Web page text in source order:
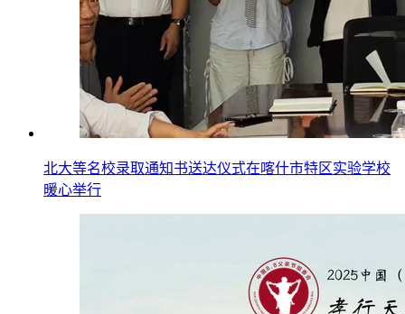
北大等名校录取通知书送达仪式在喀什市特区实验学校
暖心举行